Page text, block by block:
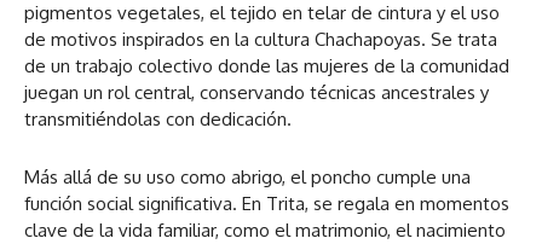
pigmentos vegetales, el tejido en telar de cintura y el uso
de motivos inspirados en la cultura Chachapoyas. Se trata
de un trabajo colectivo donde las mujeres de la comunidad
juegan un rol central, conservando técnicas ancestrales y
transmitiéndolas con dedicación.
Más allá de su uso como abrigo, el poncho cumple una
función social significativa. En Trita, se regala en momentos
clave de la vida familiar, como el matrimonio, el nacimiento